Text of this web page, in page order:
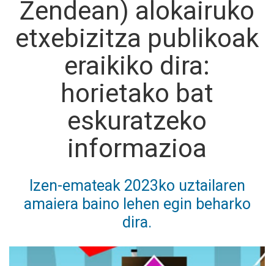
Zendean) alokairuko
etxebizitza publikoak
eraikiko dira:
horietako bat
eskuratzeko
informazioa
Izen-emateak 2023ko uztailaren
amaiera baino lehen egin beharko
dira.